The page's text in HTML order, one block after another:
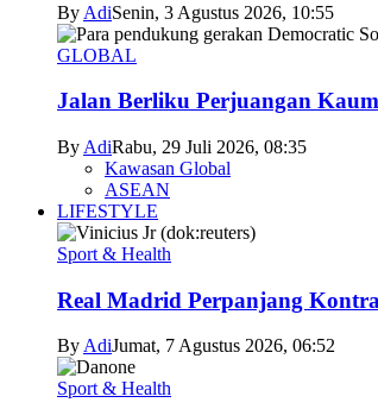
By AdiSenin, 3 Agustus 2026, 10:55
GLOBAL
Jalan Berliku Perjuangan
By AdiRabu, 29 Juli 2026, 08:35
Kawasan Global
ASEAN
LIFESTYLE
Sport & Health
Real Madrid Perpanjang
ByAdiJumat, 7 Agustus 2026, 06:52
Sport & Health